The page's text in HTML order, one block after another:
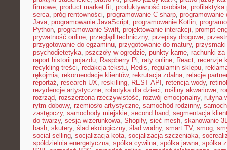
firmowe, product market fit, produktywność osobista, profilaktyka
serca, próg rentowności, programowanie C sharp, programowanie
Java, programowanie JavaScript, programowanie Kotlin,
Python, programowanie Swift, projektowanie interakcji, prompt
prywatność online, przegląd techniczny, przepisy drogowe,
przygotowanie do egzaminu, przygotowanie do matury,
psychodietetyka, pszczoły w ogrodzie, punkty karne, rachunki za
raport historii pojazdu, Raspberry Pi, raty online, React, recenzje
recykling treści, redakcja tekstu, Redis, regulamin sklepu,
rękojmia, rekomendacje klientów, rekrutacja zdalna, relacje
reportaż, research UX, reskilling, REST API , retencja wody, retinol
rezydencje artystyczne, robotyka dla dzieci, rośliny akwariowe,
rozrząd, rozszerzona rzeczywistość, rozwój emocjonalny, rutyna
rytm dobowy, rzemiosło artystyczne, samochód rodzinny,
zastępczy, samochody miejskie, second hand, segmentacja
do twarzy, sesja wizerunkowa, Shopify, sieć mesh, skanowanie
bash, skutery, ślad ekologiczny, ślad wodny, smart TV, smog,
social selling, socjalizacja kota, socjalizacja szczeniaka,
spółdzielnia energetyczna, spółka cywilna, spółka jawna, spółka